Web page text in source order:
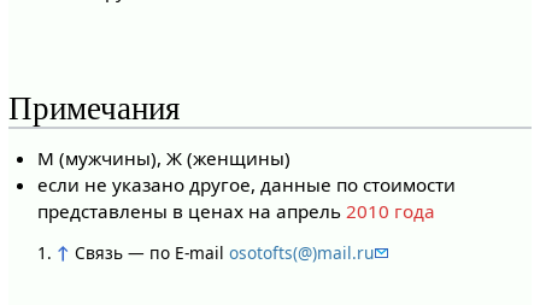
Примечания
М (мужчины), Ж (женщины)
если не указано другое, данные по стоимости
представлены в ценах на апрель2010 года
↑ Связь — по E-mail osotofts(@)mail.ru